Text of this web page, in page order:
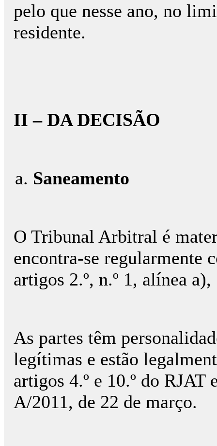
pelo que nesse ano, no
residente.
II – DA DECISÃO
Saneamento
O Tribunal Arbitral é
encontra-se regularmente
artigos 2.º, n.º 1, alínea
As partes têm
legítimas e estão
artigos 4.º e 10.º do RJAT
A/2011, de 22 de março.